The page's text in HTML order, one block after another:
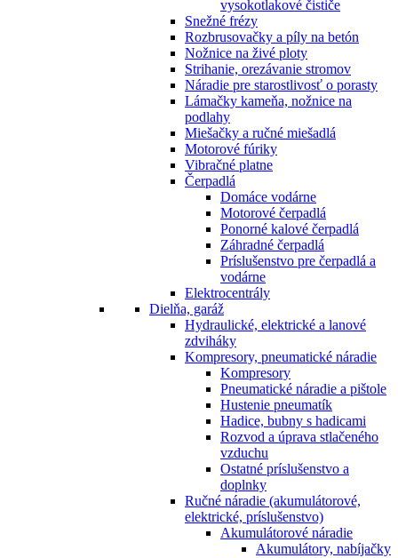
vysokotlakové čističe
Snežné frézy
Rozbrusovačky a píly na betón
Nožnice na živé ploty
Strihanie, orezávanie stromov
Náradie pre starostlivosť o porasty
Lámačky kameňa, nožnice na
podlahy
Miešačky a ručné miešadlá
Motorové fúriky
Vibračné platne
Čerpadlá
Domáce vodárne
Motorové čerpadlá
Ponorné kalové čerpadlá
Záhradné čerpadlá
Príslušenstvo pre čerpadlá a
vodárne
Elektrocentrály
Dielňa, garáž
Hydraulické, elektrické a lanové
zdviháky
Kompresory, pneumatické náradie
Kompresory
Pneumatické náradie a pištole
Hustenie pneumatík
Hadice, bubny s hadicami
Rozvod a úprava stlačeného
vzduchu
Ostatné príslušenstvo a
doplnky
Ručné náradie (akumulátorové,
elektrické, príslušenstvo)
Akumulátorové náradie
Akumulátory, nabíjačky